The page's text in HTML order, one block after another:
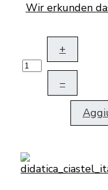
Wir erkunden
+
–